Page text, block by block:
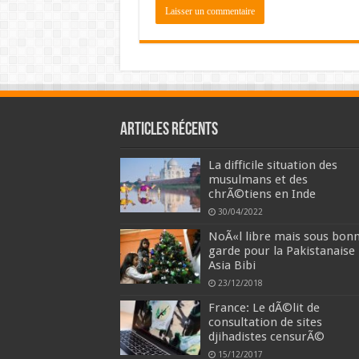
Articles récents
La difficile situation des
musulmans et des
chrÃ©tiens en Inde
30/04/2022
NoÃ«l libre mais sous
garde pour la Pakistanaise
Asia Bibi
23/12/2018
France: Le dÃ©lit de
consultation de sites
djihadistes censurÃ©
15/12/2017